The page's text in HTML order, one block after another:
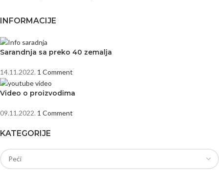
INFORMACIJE
Sarandnja sa preko 40 zemalja
14.11.2022. 1 Comment
Video o proizvodima
09.11.2022. 1 Comment
KATEGORIJE